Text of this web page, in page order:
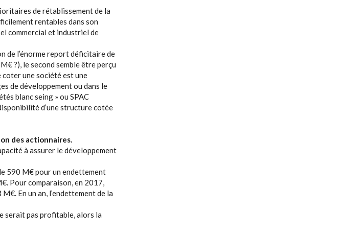
de rétablissement de la
rentables dans son
commercial et industriel de
de l’énorme report déficitaire de
?), le second semble être perçu
coter une société est une
de développement ou dans le
blanc seing » ou SPAC
d’une structure cotée
des actionnaires.
à assurer le développement
590 M€ pour un endettement
Pour comparaison, en 2017,
En un an, l’endettement de la
serait pas profitable, alors la